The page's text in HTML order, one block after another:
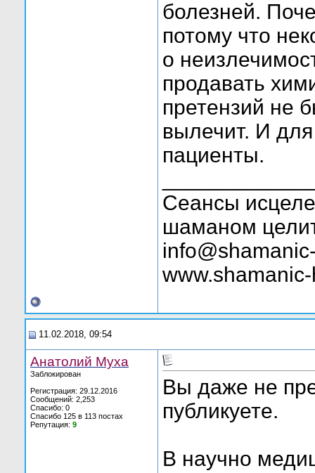
болезней.
потому что
о
продавать
претензий не
вылечит. И
пациенты.
Сеансы
шаманом
11.02.2018, 09:54
Анатолий Муха
Заблокирован
Регистрация: 29.12.2016
Сообщений: 2,253
Спасибо: 0
Спасибо 125 в 113 постах
Репутация: 9
Вы даже не
публикуете.
В научно